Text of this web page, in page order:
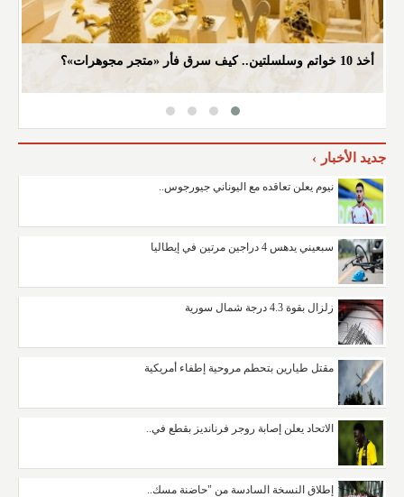
أمير جازان يرأس الاجتماع الأول للجنة الاستثمار..
جديد الأخبار
نيوم يعلن تعاقده مع اليوناني جيورجوس..
سبعيني يدهس 4 دراجين مرتين في إيطاليا
زلزال بقوة 4.3 درجة شمال سورية
مقتل طيارين بتحطم مروحية إطفاء أمريكية
الاتحاد يعلن إصابة روجر فرنانديز بقطع في..
إطلاق النسخة السادسة من "حاضنة مسك..